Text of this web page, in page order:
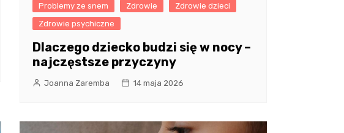
Problemy ze snem
Zdrowie
Zdrowie dzieci
Zdrowie psychiczne
Dlaczego dziecko budzi się w nocy –
najczęstsze przyczyny
Joanna Zaremba 14 maja 2026